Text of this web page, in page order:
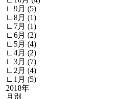
∟9月 (5)
∟8月 (1)
∟7月 (1)
∟6月 (2)
∟5月 (4)
∟4月 (2)
∟3月 (7)
∟2月 (4)
∟1月 (5)
2018年
月別